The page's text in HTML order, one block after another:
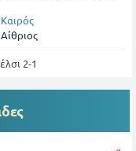
Καιρός
Αίθριος
2-1